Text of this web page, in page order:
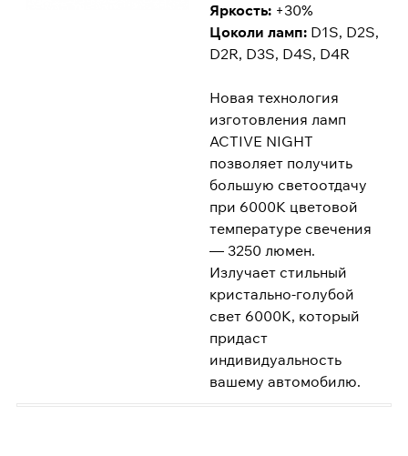
Яркость: +30%
Цоколи ламп: D1S, D2S,
D2R, D3S, D4S, D4R
Новая технология
изготовления ламп
ACTIVE NIGHT
позволяет получить
большую светоотдачу
при 6000К цветовой
температуре свечения
— 3250 люмен.
Излучает стильный
кристально-голубой
свет 6000K, который
придаст
индивидуальность
вашему автомобилю.